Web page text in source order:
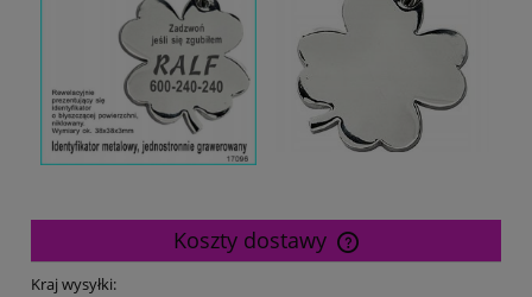
Koszty dostawy
Cena nie zawiera ewentualnych kosztów płatności
Kraj wysyłki: